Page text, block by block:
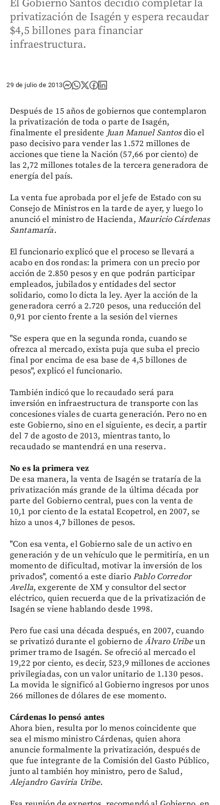
El Gobierno Santos decidió completar la
privatización de Isagén y espera recaudar
$4,5 billones para financiar
infraestructura.
29 de julio de 2013
Después de 15 años de gobiernos que contemplaron
la privatización de toda o parte de Isagén,
finalmente el presidente Juan Manuel Santosdio el
paso decisivo para vender las 1.572 millones de
acciones que tiene la Nación (57,66 por ciento) de
las 2,72 millones totales de la tercera generadora de
energía del país.
La venta fue aprobada por el jefe de Estado con su
Consejo de Ministros en la tarde de ayer, y luego lo
anunció el ministro de Hacienda, Mauricio Cárdenas
Santamaría.
El funcionario explicó que el proceso se llevará a
acabo en dos rondas: la primera con un precio por
acción de 2.850 pesos y en que podrán participar
empleados, jubilados y entidades del sector
solidario, como lo dicta la ley. Ayer la acción de la
generadora cerró a 2.720 pesos, una reducción del
0,91 por ciento frente a la sesión del viernes
"Se espera que en la segunda ronda, cuando se
ofrezca al mercado, exista puja que suba el precio
final por encima de esa base de 4,5 billones de
pesos", explicó el funcionario.
También indicó que lo recaudado será para
inversión en infraestructura de transporte con las
concesiones viales de cuarta generación. Pero no en
este Gobierno, sino en el siguiente, es decir, a partir
del 7 de agosto de 2013, mientras tanto, lo
recaudado se mantendrá en una reserva.
No es la primera vez
De esa manera, la venta de Isagén se trataría de la
privatización más grande de la última década por
parte del Gobierno central, pues con la venta de
10,1 por ciento de la estatal Ecopetrol, en 2007, se
hizo a unos 4,7 billones de pesos.
"Con esa venta, el Gobierno sale de un activo en
generación y de un vehículo que le permitiría, en un
momento de dificultad, motivar la inversión de los
privados", comentó a este diarioPablo Corredor
Avella, exgerente de XM y consultor del sector
eléctrico, quien recuerda que de la privatización de
Isagén se viene hablando desde 1998.
Pero fue casi una década después, en 2007, cuando
se privatizó durante el gobierno deÁlvaro Uribeun
primer tramo de Isagén. Se ofreció al mercado el
19,22 por ciento, es decir, 523,9 millones de acciones
privilegiadas, con un valor unitario de 1.130 pesos.
La movida le significó al Gobierno ingresos por unos
266 millones de dólares de ese momento.
Cárdenas lo pensó antes
Ahora bien, resulta por lo menos coincidente que
sea el mismo ministro Cárdenas, quien ahora
anuncie formalmente la privatización, después de
que fue integrante de la Comisión del Gasto Público,
junto al también hoy ministro, pero de Salud,
Alejandro Gaviria Uribe.